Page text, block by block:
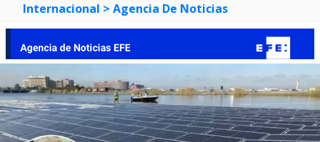
Internacional > Agencia De Noticias